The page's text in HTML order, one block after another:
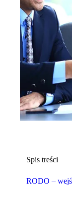
Spis treści
RODO –